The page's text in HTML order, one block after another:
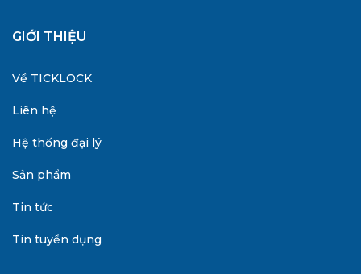
GIỚI THIỆU
Về TICKLOCK
Liên hệ
Hệ thống đại lý
Sản phẩm
Tin tức
Tin tuyển dụng